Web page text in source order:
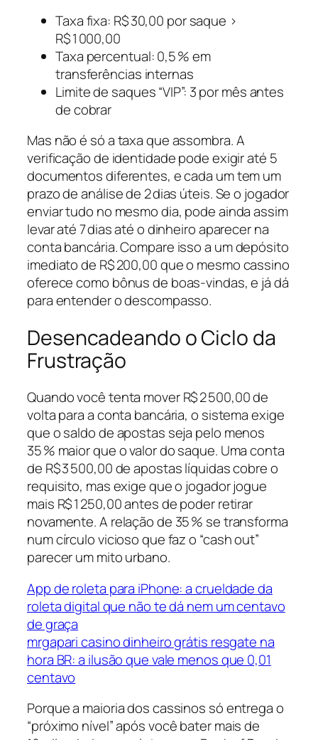
Taxa fixa: R$ 30,00 por saque >
R$ 1 000,00
Taxa percentual: 0,5 % em
transferências internas
Limite de saques “VIP”: 3 por mês antes
de cobrar
Mas não é só a taxa que assombra. A
verificação de identidade pode exigir até 5
documentos diferentes, e cada um tem um
prazo de análise de 2 dias úteis. Se o jogador
enviar tudo no mesmo dia, pode ainda assim
levar até 7 dias até o dinheiro aparecer na
conta bancária. Compare isso a um depósito
imediato de R$ 200,00 que o mesmo cassino
oferece como bônus de boas-vindas, e já dá
para entender o descompasso.
Desencadeando o Ciclo da
Frustração
Quando você tenta mover R$ 2 500,00 de
volta para a conta bancária, o sistema exige
que o saldo de apostas seja pelo menos
35 % maior que o valor do saque. Uma conta
de R$ 3 500,00 de apostas líquidas cobre o
requisito, mas exige que o jogador jogue
mais R$ 1 250,00 antes de poder retirar
novamente. A relação de 35 % se transforma
num círculo vicioso que faz o “cash out”
parecer um mito urbano.
App de roleta para iPhone: a crueldade da
roleta digital que não te dá nem um centavo
de graça
mrgapari casino dinheiro grátis resgate na
hora BR: a ilusão que vale menos que 0,01
centavo
Porque a maioria dos cassinos só entrega o
“próximo nível” após você bater mais de